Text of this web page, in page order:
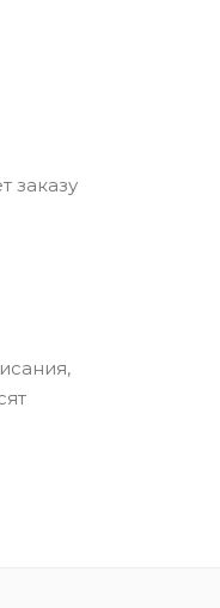
заказу